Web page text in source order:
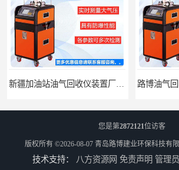
您是第2872121位访客
版权所有 ©2026-08-07 青岛路博建业环保科技有
技术支持： 八方资源网 免责声明 管理